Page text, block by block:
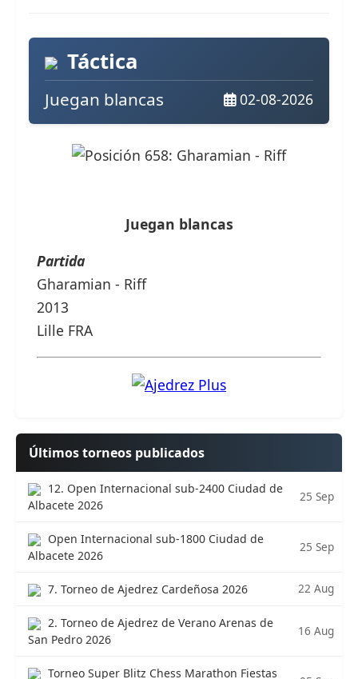
Táctica
Juegan blancas 02-08-2026
Juegan blancas
Partida
Gharamian - Riff
2013
Lille FRA
Últimos torneos publicados
12. Open Internacional sub-2400 Ciudad de
Albacete 2026
25 Sep
Open Internacional sub-1800 Ciudad de
Albacete 2026
25 Sep
7. Torneo de Ajedrez Cardeñosa 2026 22 Aug
2. Torneo de Ajedrez de Verano Arenas de
San Pedro 2026
16 Aug
Torneo Super Blitz Chess Marathon Fiestas